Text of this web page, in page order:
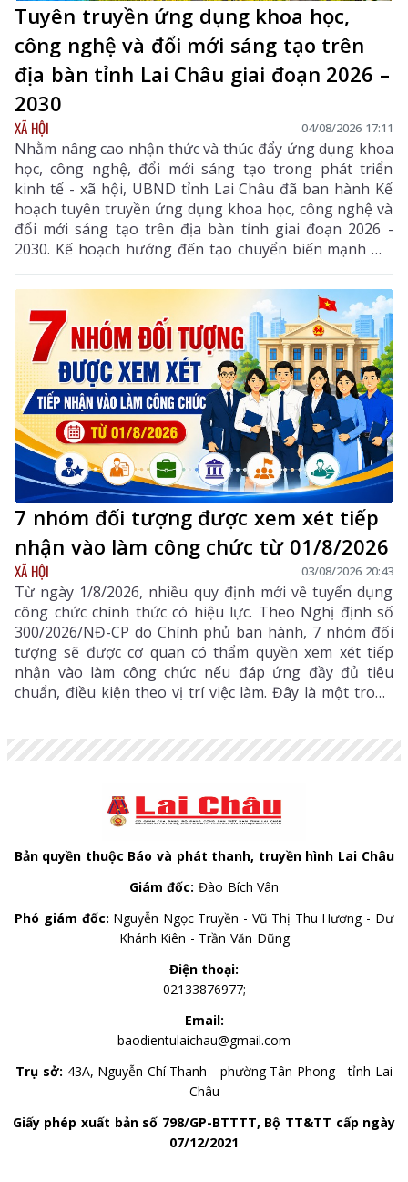
Tuyên truyền ứng dụng khoa học,
công nghệ và đổi mới sáng tạo trên
địa bàn tỉnh Lai Châu giai đoạn 2026 –
2030
XÃ HỘI 04/08/2026 17:11
Nhằm nâng cao nhận thức và thúc đẩy ứng dụng khoa
học, công nghệ, đổi mới sáng tạo trong phát triển
kinh tế - xã hội, UBND tỉnh Lai Châu đã ban hành Kế
hoạch tuyên truyền ứng dụng khoa học, công nghệ và
đổi mới sáng tạo trên địa bàn tỉnh giai đoạn 2026 -
2030. Kế hoạch hướng đến tạo chuyển biến mạnh mẽ
từ nhận thức đến hành động, phát huy vai trò của
khoa học, công nghệ, đổi mới sáng tạo và chuyển đổi
số, góp phần thực hiện hiệu quả các mục tiêu phát
triển của tỉnh trong giai đoạn mới.
7 nhóm đối tượng được xem xét tiếp
nhận vào làm công chức từ 01/8/2026
XÃ HỘI 03/08/2026 20:43
Từ ngày 1/8/2026, nhiều quy định mới về tuyển dụng
công chức chính thức có hiệu lực. Theo Nghị định số
300/2026/NĐ-CP do Chính phủ ban hành, 7 nhóm đối
tượng sẽ được cơ quan có thẩm quyền xem xét tiếp
nhận vào làm công chức nếu đáp ứng đầy đủ tiêu
chuẩn, điều kiện theo vị trí việc làm. Đây là một trong
Bản quyền thuộc Báo và phát thanh, truyền hình Lai Châu
Giám đốc: Đào Bích Vân
Phó giám đốc: Nguyễn Ngọc Truyền - Vũ Thị Thu Hương - Dư
Khánh Kiên - Trần Văn Dũng
Điện thoại:
02133876977;
Email:
baodientulaichau@gmail.com
Trụ sở: 43A, Nguyễn Chí Thanh - phường Tân Phong - tỉnh Lai
Châu
Giấy phép xuất bản số 798/GP-BTTTT, Bộ TT&TT cấp ngày
07/12/2021